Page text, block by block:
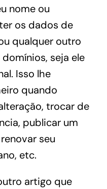
nome ou
os dados de
qualquer outro
seja ele
Isso lhe
quando
trocar de
publicar um
seu
etc.
artigo que